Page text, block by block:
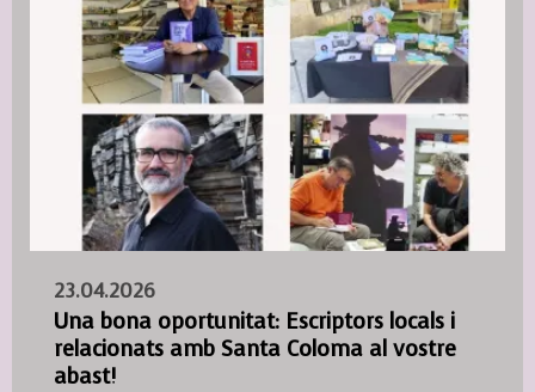
23.04.2026
Una bona oportunitat: Escriptors locals i
relacionats amb Santa Coloma al vostre
abast!